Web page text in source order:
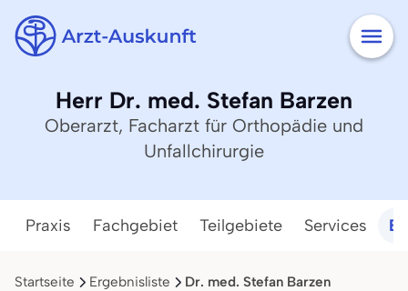
Herr Dr. med. Stefan Barzen
Oberarzt, Facharzt für Orthopädie und
Unfallchirurgie
Praxis Fachgebiet Teilgebiete Services
Startseite Ergebnisliste Dr. med. Stefan Barzen